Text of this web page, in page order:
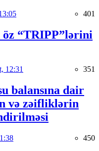
401
“TRIPP”lərini
12:31 351
balansına dair
və zəifliklərin
450